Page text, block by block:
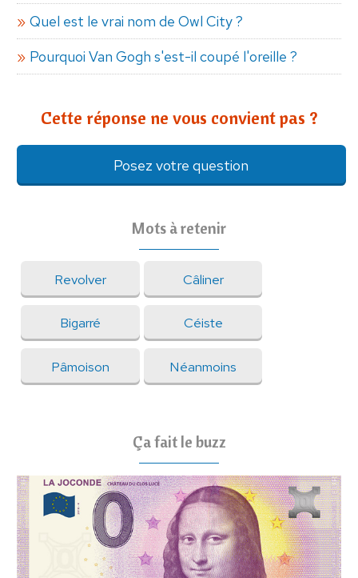
Quel est le vrai nom de Owl City ?
Pourquoi Van Gogh s'est-il coupé l'oreille ?
Cette réponse ne vous convient pas ?
Posez votre question
Mots à retenir
Revolver Câliner
Bigarré Céiste
Pâmoison Néanmoins
Ça fait le buzz